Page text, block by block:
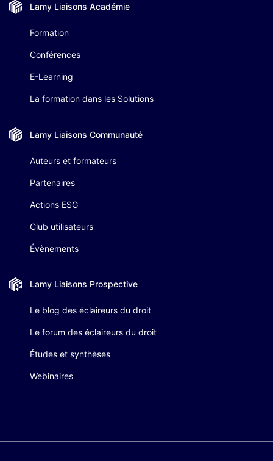
Lamy Liaisons Académie
Formation
Conférences
E-Learning
La formation dans les Solutions
Lamy Liaisons Communauté
Auteurs et formateurs
Partenaires
Actions ESG
Club utilisateurs
Évènements
Lamy Liaisons Prospective
Le blog des éclaireurs du droit
Le forum des éclaireurs du droit
Études et synthèses
Webinaires